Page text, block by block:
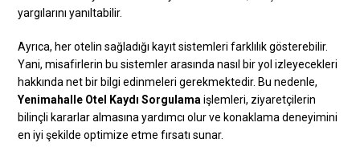
yargılarını yanıltabilir.
Ayrıca, her otelin sağladığı kayıt sistemleri farklılık gösterebilir.
Yani, misafirlerin bu sistemler arasında nasıl bir yol izleyecekleri
hakkında net bir bilgi edinmeleri gerekmektedir. Bu nedenle,
Yenimahalle Otel Kaydı Sorgulamaişlemleri, ziyaretçilerin
bilinçli kararlar almasına yardımcı olur ve konaklama deneyimini
en iyi şekilde optimize etme fırsatı sunar.